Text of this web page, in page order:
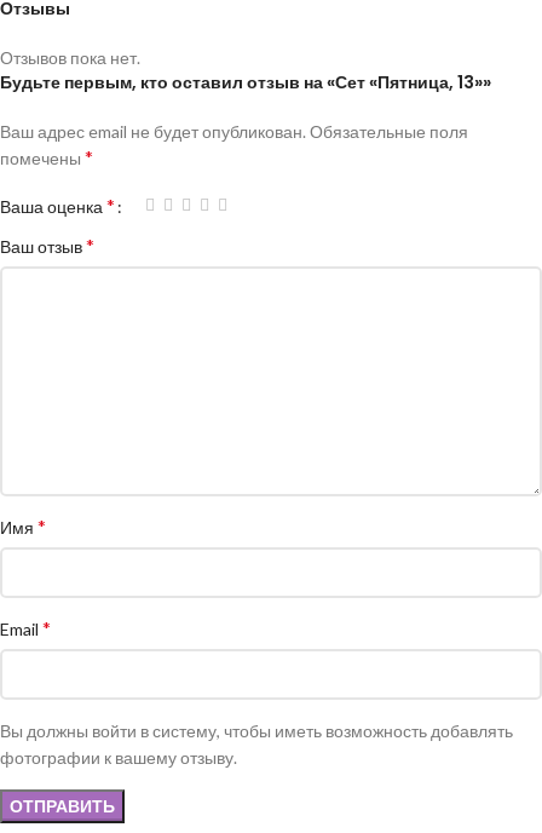
Отзывы
Отзывов пока нет.
Будьте первым, кто оставил отзыв на «Сет «Пятница, 13»»
Ваш адрес email не будет опубликован. Обязательные поля
помечены *
Ваша оценка *
Ваш отзыв*
Имя *
Email *
Вы должны войти в систему, чтобы иметь возможность добавлять
фотографии к вашему отзыву.